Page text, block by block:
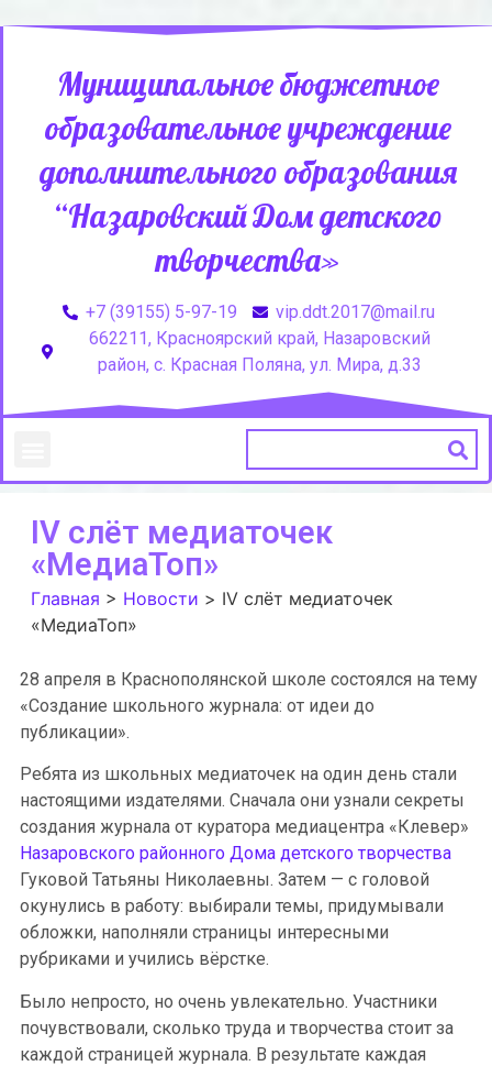
Муниципальное бюджетное
образовательное учреждение
дополнительного образования
“Назаровский Дом детского
творчества»
+7 (39155) 5-97-19
vip.ddt.2017@mail.ru
662211, Красноярский край, Назаровский
район, с. Красная Поляна, ул. Мира, д.33
IV слёт медиаточек
«МедиаТоп»
Главная > Новости > IV слёт медиаточек
«МедиаТоп»
28 апреля в Краснополянской школе состоялся на тему
«Создание школьного журнала: от идеи до
публикации».
Ребята из школьных медиаточек на один день стали
настоящими издателями. Сначала они узнали секреты
создания журнала от куратора медиацентра «Клевер»
Назаровского районного Дома детского творчества
Гуковой Татьяны Николаевны. Затем — с головой
окунулись в работу: выбирали темы, придумывали
обложки, наполняли страницы интересными
рубриками и учились вёрстке.
Было непросто, но очень увлекательно. Участники
почувствовали, сколько труда и творчества стоит за
каждой страницей журнала. В результате каждая